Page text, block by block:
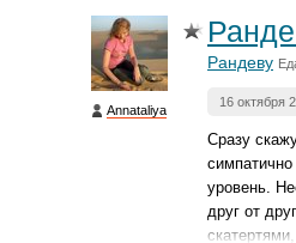
Annataliya
Рандеву
16 октября
Сразу
уровень.
друг от